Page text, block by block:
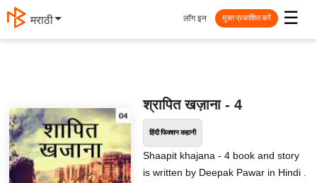
मराठी ☰
लॉग इन मुक्त प्रकाशित करें
श्रापित खज़ाना - 4
हिंदी फिक्शन कहानी
Shaapit khajana - 4 book and story
is written by Deepak Pawar in Hindi .